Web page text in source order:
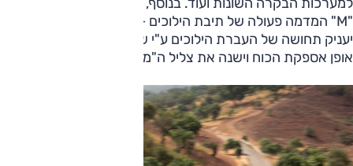
למערכות הבקרה השונות ועוד. בנוסף, הדגם מגיע מצויד במצב
"M" המדמה פעולה של תיבת הילוכים – לפי לקסוס מערך זה
יעניק תחושה של העברת הילוכים ע"י שינוי בתאוצה, ישפיע על
אופן אספקת הכוח וישנה את צליל ה"מנוע".